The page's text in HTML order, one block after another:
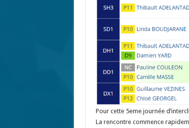
Pour cette 5eme journée
La rencontre commence